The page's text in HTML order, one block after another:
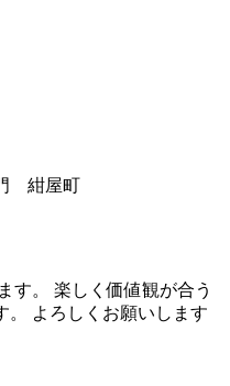
紺屋町
す。 楽しく価値観が合う
。 よろしくお願いします